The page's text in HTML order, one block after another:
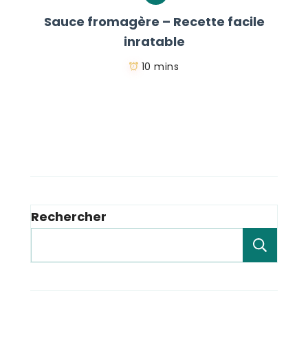
Sauce fromagère – Recette facile
inratable
10 mins
Rechercher